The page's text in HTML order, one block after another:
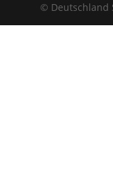
© Deutschland